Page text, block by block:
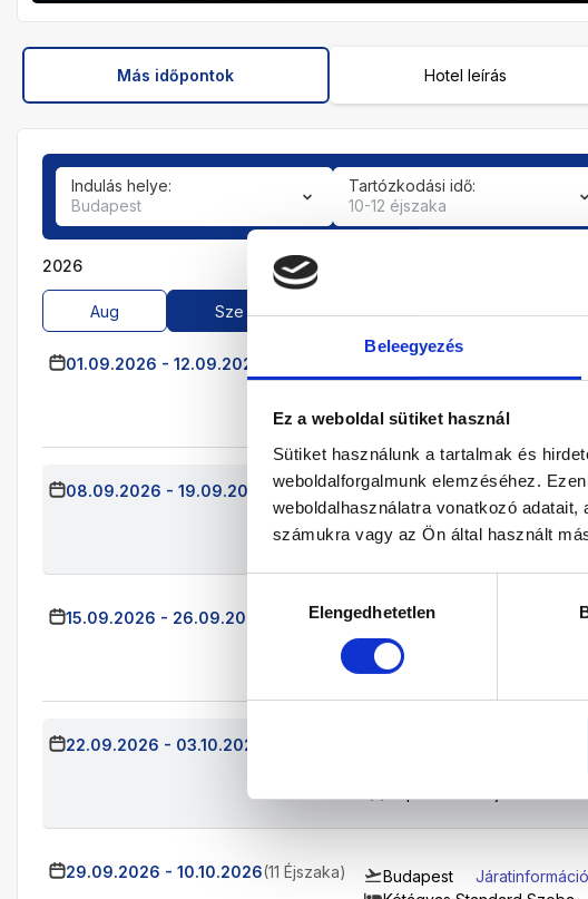
Beleegyezés
Ez a weboldal sütiket használ
Sütiket használunk a tartalmak és
weboldalforgalmunk elemzéséhez.
weboldalhasználatra vonatkozó
számukra vagy az Ön által használt
kiválasztásaElengedhetetlen
Más időpontok Hotel leírás
Indulás helye:
Budapest
Tartózkodási idő:
10-12 éjszaka
2026
Aug Sze Okt Nov
01.09.2026 - 12.09.2026
Félpanzió - Teljes Ellátás -
08.09.2026 - 19.09.2026 (11 Éjszaka)
Kétágyas Standard Szoba
Félpanzió - Teljes Ellátás -
15.09.2026 - 26.09.2026 (11 Éjszaka) Budapest
Kétágyas Standard Szoba
Félpanzió - Teljes Ellátás -
22.09.2026 - 03.10.2026
29.09.2026 - 10.10.2026(11 Éjszaka) Budapest